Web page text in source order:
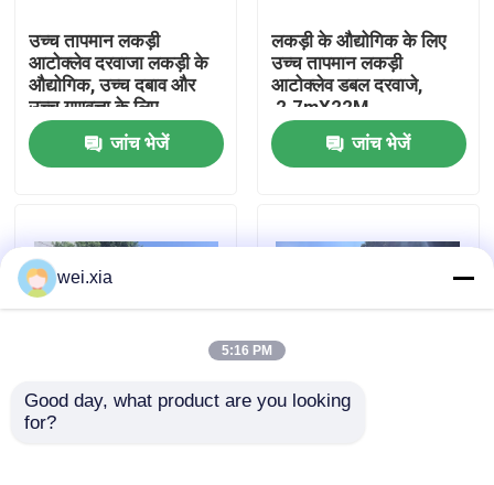
हमारे बारे में
कारखाने का दौरा
हमसे संपर्क करें
मामले
उच्च तापमान लकड़ी
आटोक्लेव दरवाजा लकड़ी के
औद्योगिक, उच्च दबाव और
उच्च गुणवत्ता के लिए
जांच भेजें
लकड़ी के औद्योगिक के लिए
उच्च तापमान लकड़ी
आटोक्लेव डबल दरवाजे,
,2.7mX22M
जांच भेजें
सुरक्षा इंटरलॉक के साथ
wei.xia
5:16 PM
Good day, what product are you looking
for?